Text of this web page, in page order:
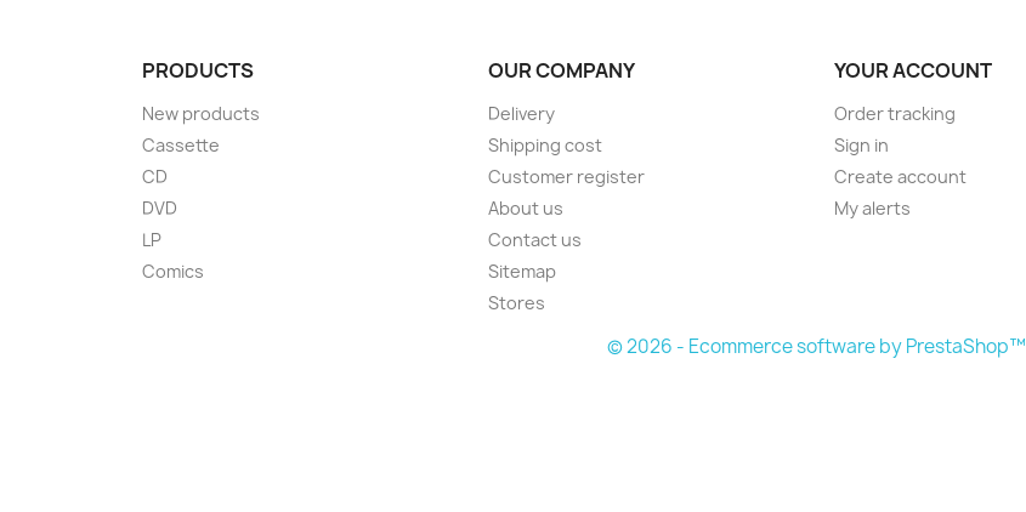
PRODUCTS
New products
Cassette
CD
DVD
LP
Comics
OUR COMPANY
Delivery
Shipping cost
Customer register
About us
Contact us
Sitemap
Stores
YOUR ACCOUNT
Order tracking
Sign in
Create account
My alerts
© 2026 - Ecommerce software by PrestaShop™